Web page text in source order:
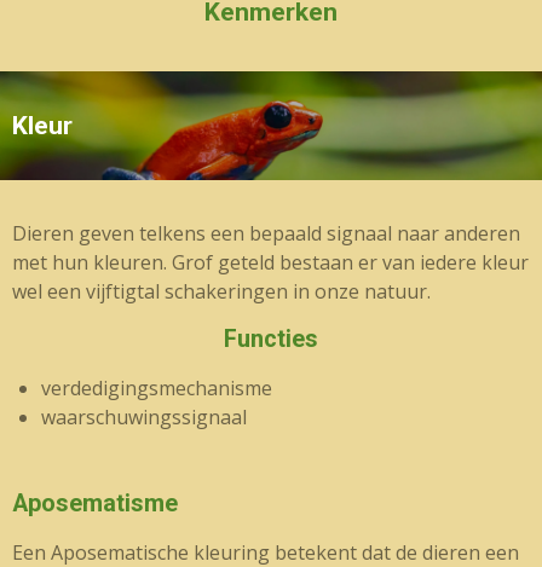
Kenmerken
Kleur
Dieren geven telkens een bepaald signaal naar anderen
met hun kleuren. Grof geteld bestaan er van iedere kleur
wel een vijftigtal schakeringen in onze natuur.
Functies
verdedigingsmechanisme
waarschuwingssignaal
Aposematisme
Een Aposematische kleuring betekent dat de dieren een